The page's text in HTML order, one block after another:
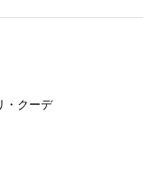
・クーデ